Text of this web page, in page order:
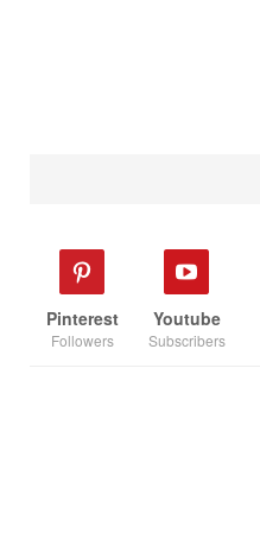
Youtube
Subscribers
Pinterest
Followers